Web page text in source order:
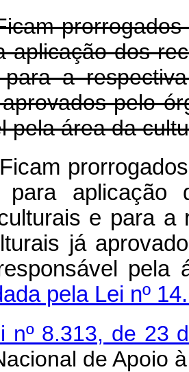
aplicação dos
a
pelo
pela área da
Ficam
aplicação
e para a
já
pela
pela Lei nº
nº 8.313, de 23
de Apoio